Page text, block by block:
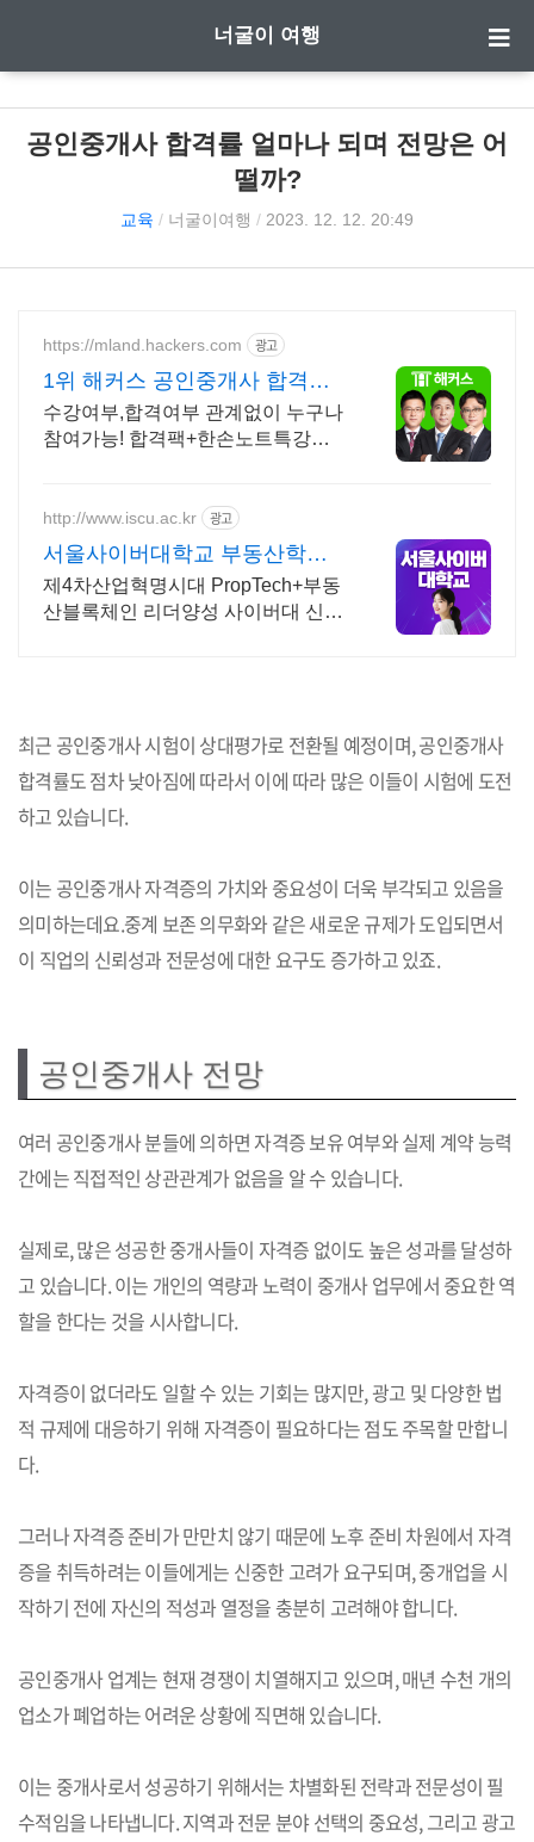
너굴이 여행
공인중개사 합격률 얼마나 되며 전망은 어
떨까?
교육 / 너굴이여행 / 2023. 12. 12. 20:49
https://mland.hackers.com 광고
1위 해커스 공인중개사 합격팩
+커피쿠폰까지 쏜다!
수강여부,합격여부 관계없이 누구나
참여가능! 합격팩+한손노트특강까
http://www.iscu.ac.kr 광고
서울사이버대학교 부동산학과
2026 가을학기 신편입생
제4차산업혁명시대 PropTech+부동
산블록체인 리더양성 사이버대 신입
최근 공인중개사 시험이 상대평가로 전환될 예정이며, 공인중개사
합격률도 점차 낮아짐에 따라서 이에 따라 많은 이들이 시험에 도전
하고 있습니다.
이는 공인중개사 자격증의 가치와 중요성이 더욱 부각되고 있음을
의미하는데요.중계 보존 의무화와 같은 새로운 규제가 도입되면서
이 직업의 신뢰성과 전문성에 대한 요구도 증가하고 있죠.
공인중개사 전망
여러 공인중개사 분들에 의하면 자격증 보유 여부와 실제 계약 능력
간에는 직접적인 상관관계가 없음을 알 수 있습니다.
실제로, 많은 성공한 중개사들이 자격증 없이도 높은 성과를 달성하
고 있습니다. 이는 개인의 역량과 노력이 중개사 업무에서 중요한 역
할을 한다는 것을 시사합니다.
자격증이 없더라도 일할 수 있는 기회는 많지만, 광고 및 다양한 법
적 규제에 대응하기 위해 자격증이 필요하다는 점도 주목할 만합니
다.
그러나 자격증 준비가 만만치 않기 때문에 노후 준비 차원에서 자격
증을 취득하려는 이들에게는 신중한 고려가 요구되며, 중개업을 시
작하기 전에 자신의 적성과 열정을 충분히 고려해야 합니다.
공인중개사 업계는 현재 경쟁이 치열해지고 있으며, 매년 수천 개의
업소가 폐업하는 어려운 상황에 직면해 있습니다.
이는 중개사로서 성공하기 위해서는 차별화된 전략과 전문성이 필
수적임을 나타냅니다. 지역과 전문 분야 선택의 중요성, 그리고 광고